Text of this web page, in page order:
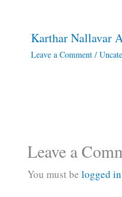
Karthar Nallavar
Leave a Comment /
Leave a
You must be logged in